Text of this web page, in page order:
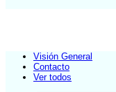
Visión General
Contacto
Ver todos